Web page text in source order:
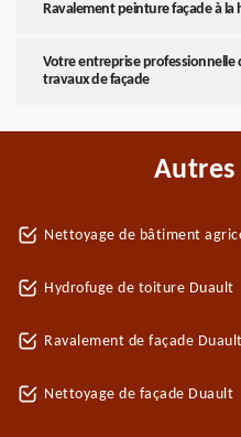
Ravalement peinture façade à
Votre entreprise professionnelle
travaux de façade
Autres
Nettoyage de bâtiment
Hydrofuge de toiture Duault
Ravalement de façade Duault
Nettoyage de façade Duault